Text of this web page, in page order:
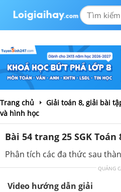
Trang chủ
Giải toán 8, giải bài
và hình học
Bài 54 trang 25 SGK Toán
Phân tích các đa thức sau
QUẢNG
Video hướng dẫn giải